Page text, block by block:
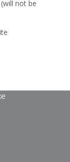
not be